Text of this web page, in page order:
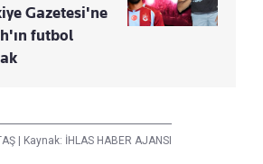
Gazetesi'ne
futbol
| Kaynak: İHLAS HABER AJANSI